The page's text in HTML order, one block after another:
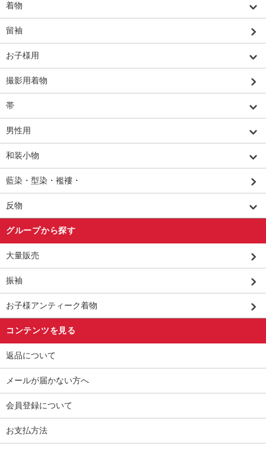
着物
留袖
お子様用
撮影用着物
帯
男性用
和装小物
藍染・型染・襤褸・
反物
グループから探す
大量販売
振袖
お子様アンティーク着物
コンテンツを見る
返品について
メールが届かない方へ
会員登録について
お支払方法